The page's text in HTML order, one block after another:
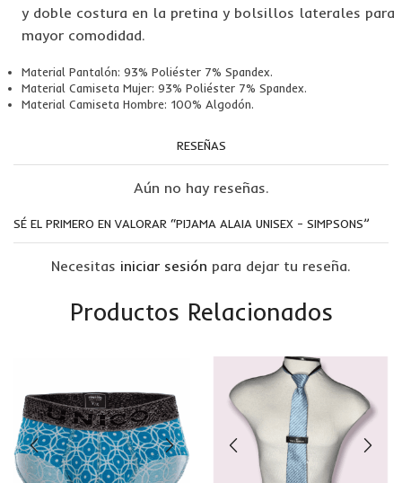
y doble costura en la pretina y bolsillos laterales para
mayor comodidad.
Material Pantalón: 93% Poliéster 7% Spandex.
Material Camiseta Mujer: 93% Poliéster 7% Spandex.
Material Camiseta Hombre: 100% Algodón.
RESEÑAS
Aún no hay reseñas.
SÉ EL PRIMERO EN VALORAR “PIJAMA ALAIA UNISEX – SIMPSONS”
Necesitas iniciar sesión para dejar tu reseña.
Productos Relacionados